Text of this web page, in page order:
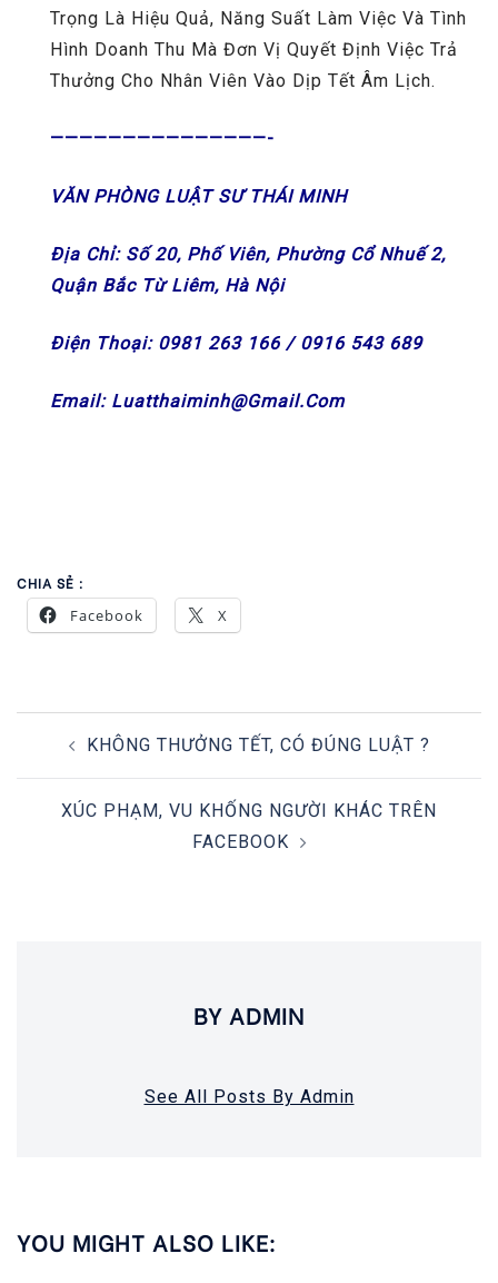
Trọng Là Hiệu Quả, Năng Suất Làm Việc Và Tình
Hình Doanh Thu Mà Đơn Vị Quyết Định Việc Trả
Thưởng Cho Nhân Viên Vào Dịp Tết Âm Lịch.
———————————————-
VĂN PHÒNG LUẬT SƯ THÁI MINH
Địa Chỉ: Số 20, Phố Viên, Phường Cổ Nhuế 2,
Quận Bắc Từ Liêm, Hà Nội
Điện Thoại:0981 263 166 / 0916 543 689
Email: Luatthaiminh@gmail.com
CHIA SẺ :
Facebook X
POST
NAVIGATION
KHÔNG THƯỞNG TẾT, CÓ ĐÚNG LUẬT ?
XÚC PHẠM, VU KHỐNG NGƯỜI KHÁC TRÊN
FACEBOOK
BY ADMIN
See All Posts By Admin
YOU MIGHT ALSO LIKE: